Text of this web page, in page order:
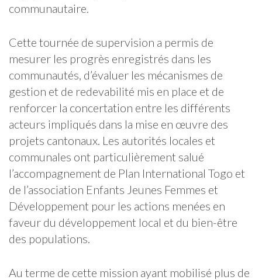
communautaire.
Cette tournée de supervision a permis de
mesurer les progrès enregistrés dans les
communautés, d’évaluer les mécanismes de
gestion et de redevabilité mis en place et de
renforcer la concertation entre les différents
acteurs impliqués dans la mise en œuvre des
projets cantonaux. Les autorités locales et
communales ont particulièrement salué
l’accompagnement de Plan International Togo et
de l’association Enfants Jeunes Femmes et
Développement pour les actions menées en
faveur du développement local et du bien-être
des populations.
Au terme de cette mission ayant mobilisé plus de